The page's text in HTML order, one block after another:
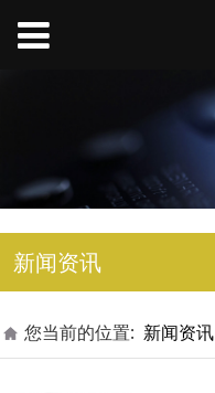
新闻资讯
您当前的位置: 新闻资讯